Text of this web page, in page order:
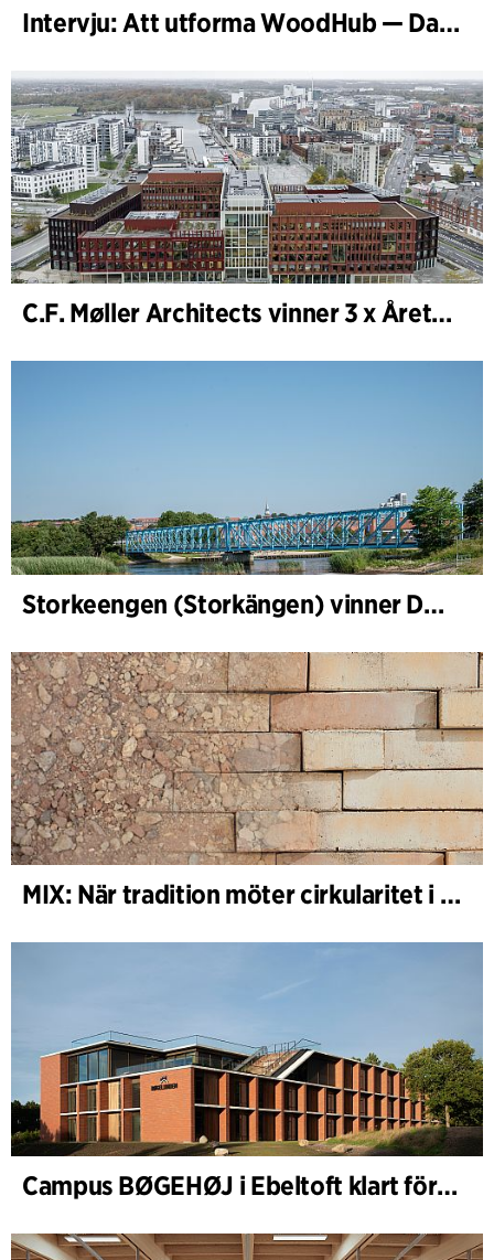
Intervju: Att utforma WoodHub — Danmarks största träbyggnad
C.F. Møller Architects vinner 3 x Årets Byggnad 2025
Storkeengen (Storkängen) vinner DANVAs Klimatpris 2025 och bygger vidare på ett tidigare arkitektoniskt erkännande
MIX: När tradition möter cirkularitet i arkitekturen
Campus BØGEHØJ i Ebeltoft klart för invigning: Unik träbyggnad färdigställd